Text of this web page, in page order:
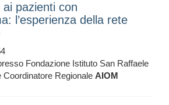
pazienti con
l’esperienza della rete
Fondazione Istituto San Raffaele
Coordinatore Regionale AIOM